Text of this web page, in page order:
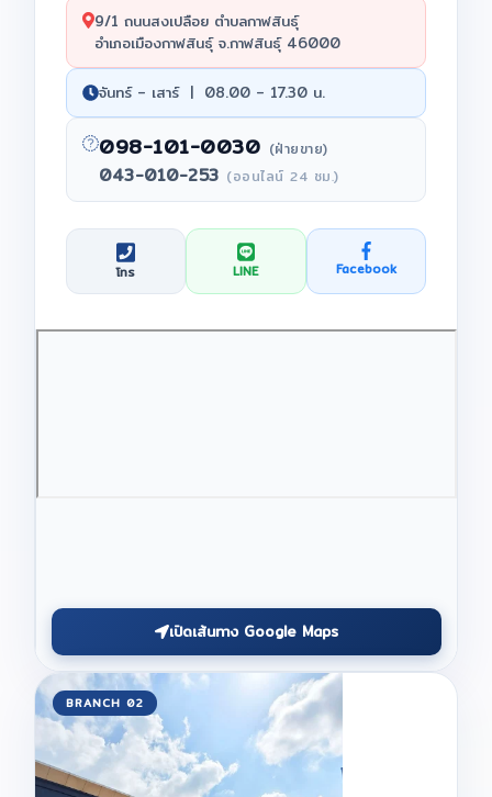
9/1 ถนนสงเปลือย ตำบลกาฬสินธุ์
อำเภอเมืองกาฬสินธุ์ จ.กาฬสินธุ์ 46000
จันทร์ – เสาร์ | 08.00 – 17.30 น.
098-101-0030 (ฝ่ายขาย)
043-010-253 (ออนไลน์ 24 ชม.)
โทร LINE Facebook
เปิดเส้นทาง Google Maps
BRANCH 02